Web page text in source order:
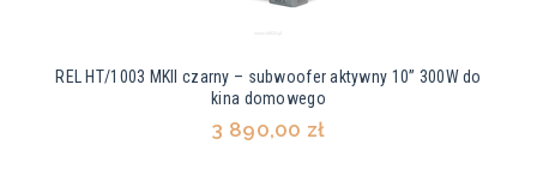
REL HT/1003 MKII czarny – subwoofer aktywny 10” 300W do
kina domowego
3 890,00 zł